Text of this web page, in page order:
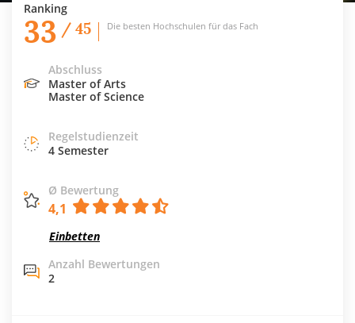
Ranking
33 / 45 Die besten Hochschulen für das Fach
Abschluss
Master of Arts
Master of Science
Regelstudienzeit
4 Semester
Ø Bewertung
4,1
Einbetten
Anzahl Bewertungen
2